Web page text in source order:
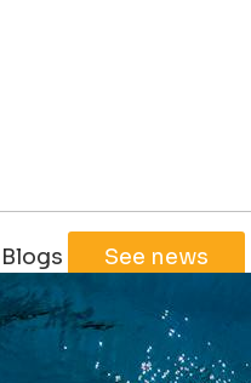
JawgMaps©OpenStreetMap
See news